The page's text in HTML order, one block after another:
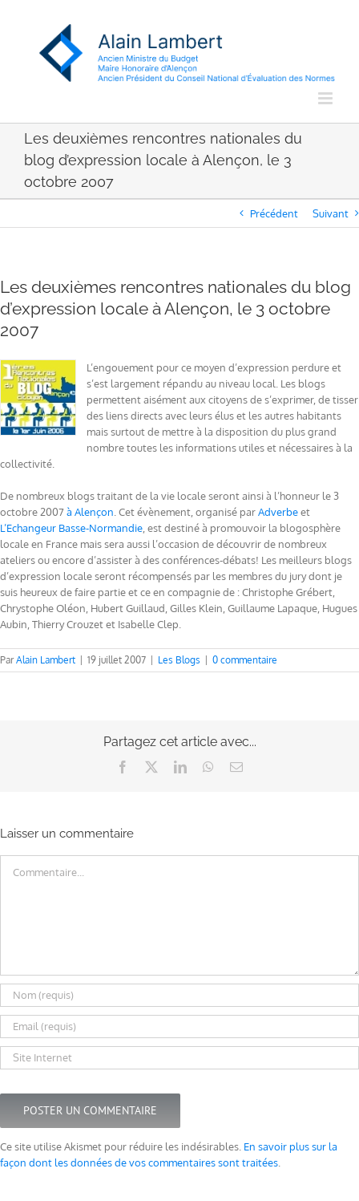
Les deuxièmes rencontres nationales du
blog d’expression locale à Alençon, le 3
octobre 2007
Précédent Suivant
Les deuxièmes rencontres nationales du blog
d’expression locale à Alençon, le 3 octobre
2007
L’engouement pour ce moyen d’expression perdure et
s’est largement répandu au niveau local. Les blogs
permettent aisément aux citoyens de s’exprimer, de tisser
des liens directs avec leurs élus et les autres habitants
mais surtout de mettre à la disposition du plus grand
nombre toutes les informations utiles et nécessaires à la
collectivité.
De nombreux blogs traitant de la vie locale seront ainsi à l’honneur le 3
octobre 2007à Alençon . Cet évènement, organisé parAdverbeet
L’Echangeur Basse-Normandie , est destiné à promouvoir la blogosphère
locale en France mais sera aussi l’occasion de découvrir de nombreux
ateliers ou encore d’assister à des conférences-débats! Les meilleurs blogs
d’expression locale seront récompensés par les membres du jury dont je
suis heureux de faire partie et ce en compagnie de : Christophe Grébert,
Chrystophe Oléon, Hubert Guillaud, Gilles Klein, Guillaume Lapaque, Hugues
Aubin, Thierry Crouzet et Isabelle Clep.
ParAlain Lambert 19 juillet 2007 Les Blogs 0 commentaire
Partagez cet article avec...
Facebook LinkedInWhatsApp
Email
Laisser un commentaire
Ce site utilise Akismet pour réduire les indésirables. En savoir plus sur la
façon dont les données de vos commentaires sont traitées